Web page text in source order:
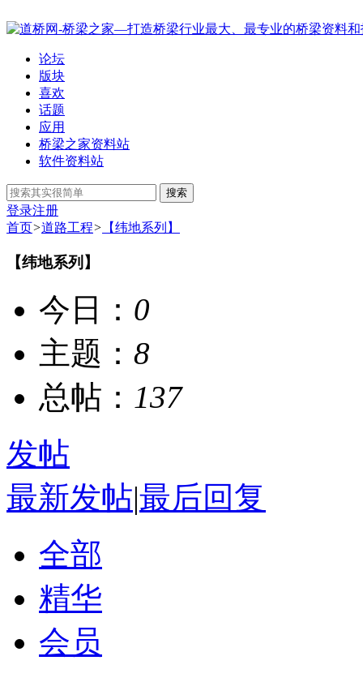
论坛
版块
喜欢
话题
应用
桥梁之家资料站
软件资料站
搜索
登录注册
首页>道路工程> 【纬地系列】
【纬地系列】
今日： 0
主题： 8
总帖： 137
发帖
最新发帖|最后回复
全部
精华
会员